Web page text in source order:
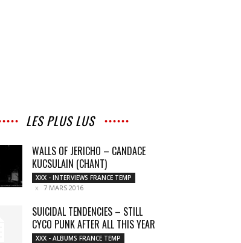
LES PLUS LUS
WALLS OF JERICHO – CANDACE
KUCSULAIN (CHANT)
XXX - INTERVIEWS FRANCE TEMP
7 MARS 2016
SUICIDAL TENDENCIES – STILL
CYCO PUNK AFTER ALL THIS YEAR
XXX - ALBUMS FRANCE TEMP